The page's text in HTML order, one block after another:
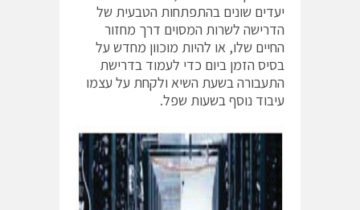
יעדים שונים בהתפתחות הטבעית של
הדרישה לשרות המסוים דרך מחזור
החיים שלו, או להיות מוכוון מחדש על
בסיס הזמן ביום כדי לעמוד בדרישת
התעבורה בשעת השיא ולקחת על עצמו
עיבוד נוסף בשעות שפל.